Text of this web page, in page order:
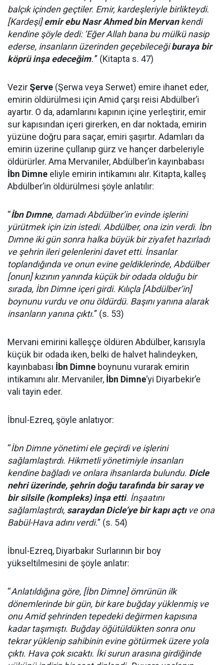
balçık içinden geçtiler. Emir, kardeşleriyle birlikteydi.
[Kardeşi]emir ebu Nasr Ahmed bin Mervankendi
kendine şöyle dedi: ‘Eğer Allah bana bu mülkü nasip
ederse, insanların üzerinden geçebileceğiburaya bir
köprü inşa edeceğim.'” (Kitapta s. 47)
VezirŞerve (Şerwa veya Serwet) emire ihanet eder,
emirin öldürülmesi için Amid çarşı reisi Abdülber’i
ayartır. O da, adamlarını kapının içine yerleştirir, emir
sur kapısından içeri girerken, en dar noktada, emirin
yüzüne doğru para saçar, emiri şaşırtır. Adamları da
emirin üzerine çullanıp gürz ve hançer darbeleriyle
öldürürler. Ama Mervaniler, Abdülber’in kayınbabası
İbn Dimne eliyle emirin intikamını alır. Kitapta, kalleş
Abdülber’in öldürülmesi şöyle anlatılır:
“İbn Dımne, damadı Abdülber’in evinde işlerini
yürütmek için izin istedi. Abdülber, ona izin verdi. İbn
Dımne iki gün sonra halka büyük bir ziyafet hazırladı
ve şehrin ileri gelenlerini davet etti. İnsanlar
toplandığında ve onun evine geldiklerinde, Abdülber
[onun] kızının yanında küçük bir odada olduğu bir
sırada, İbn Dimne içeri girdi. Kılıçla [Abdülber’in]
boynunu vurdu ve onu öldürdü. Başını yanına alarak
insanların yanına çıktı.” (s. 53)
Mervani emirini kalleşçe öldüren Abdülber, karısıyla
küçük bir odada iken, belki de halvet halindeyken,
kayınbabası İbn Dimne boynunu vurarak emirin
intikamını alır. Mervaniler, İbn Dimne’yi Diyarbekir’e
vali tayin eder.
İbnul-Ezreq, şöyle anlatıyor:
“İbn Dimne yönetimi ele geçirdi ve işlerini
sağlamlaştırdı. Hikmetli yönetimiyle insanları
kendine bağladı ve onlara ihsanlarda bulundu. Dicle
nehri üzerinde, şehrin doğu tarafında bir saray ve
bir silsile (kompleks) inşa etti. İnşaatını
sağlamlaştırdı, saraydan Dicle’ye bir kapı açtıve ona
Babül-Hava adını verdi.” (s. 54)
İbnul-Ezreq, Diyarbakır Surlarının bir boy
yükseltilmesini de şöyle anlatır:
“Anlatıldığına göre, [İbn Dimne] ömrünün ilk
dönemlerinde bir gün, bir kare buğday yüklenmiş ve
onu Amid şehrinden tepedeki değirmen kapısına
kadar taşımıştı. Buğday öğütüldükten sonra onu
tekrar yüklenip sahibinin evine götürmek üzere yola
çıktı. Hava çok sıcaktı. İki surun arasına girdiğinde